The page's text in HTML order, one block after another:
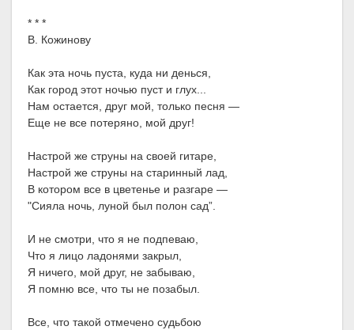
* * *
В. Кожинову
Как эта ночь пуста, куда ни денься,
Как город этот ночью пуст и глух...
Нам остается, друг мой, только песня —
Еще не все потеряно, мой друг!
Настрой же струны на своей гитаре,
Настрой же струны на старинный лад,
В котором все в цветенье и разгаре —
"Сияла ночь, луной был полон сад”.
И не смотри, что я не подпеваю,
Что я лицо ладонями закрыл,
Я ничего, мой друг, не забываю,
Я помню все, что ты не позабыл.
Все, что такой отмечено судьбою